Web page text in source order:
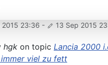
2015 23:36 - 13 Sep 2015
hgk on topic Lancia 2000
viel zu fett